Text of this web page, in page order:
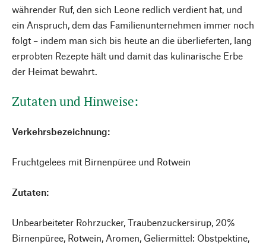
währender Ruf, den sich Leone redlich verdient hat, und
ein Anspruch, dem das Familienunternehmen immer noch
folgt – indem man sich bis heute an die überlieferten, lang
erprobten Rezepte hält und damit das kulinarische Erbe
der Heimat bewahrt.
Zutaten und Hinweise:
Verkehrsbezeichnung:
Fruchtgelees mit Birnenpüree und Rotwein
Zutaten:
Unbearbeiteter Rohrzucker, Traubenzuckersirup, 20%
Birnenpüree, Rotwein, Aromen, Geliermittel: Obstpektine,